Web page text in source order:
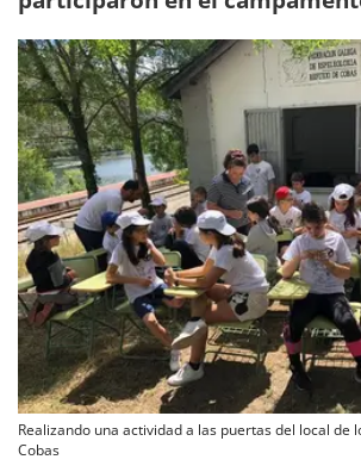
Realizando una actividad a las puertas del local de
Cobas